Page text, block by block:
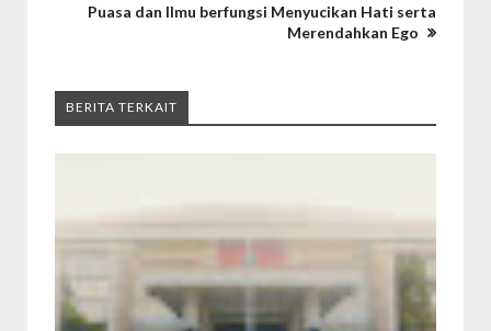
Puasa dan Ilmu berfungsi Menyucikan Hati serta
Merendahkan Ego
BERITA TERKAIT